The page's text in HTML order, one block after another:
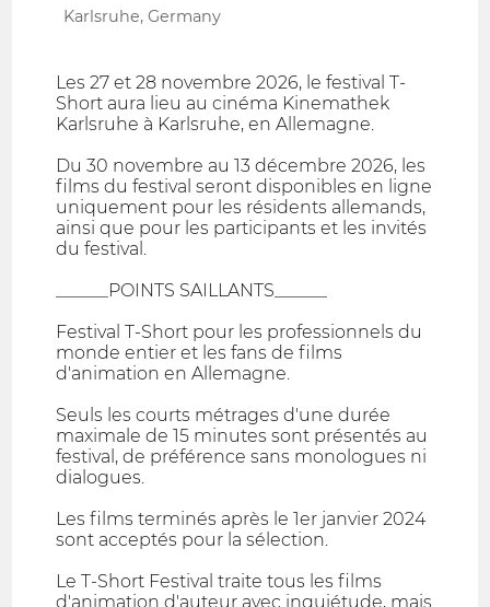
Karlsruhe, Germany
Les 27 et 28 novembre 2026, le festival T-
Short aura lieu au cinéma Kinemathek
Karlsruhe à Karlsruhe, en Allemagne.
Du 30 novembre au 13 décembre 2026, les
films du festival seront disponibles en ligne
uniquement pour les résidents allemands,
ainsi que pour les participants et les invités
du festival.
______POINTS SAILLANTS______
Festival T-Short pour les professionnels du
monde entier et les fans de films
d'animation en Allemagne.
Seuls les courts métrages d'une durée
maximale de 15 minutes sont présentés au
festival, de préférence sans monologues ni
dialogues.
Les films terminés après le 1er janvier 2024
sont acceptés pour la sélection.
Le T-Short Festival traite tous les films
d'animation d'auteur avec inquiétude, mais